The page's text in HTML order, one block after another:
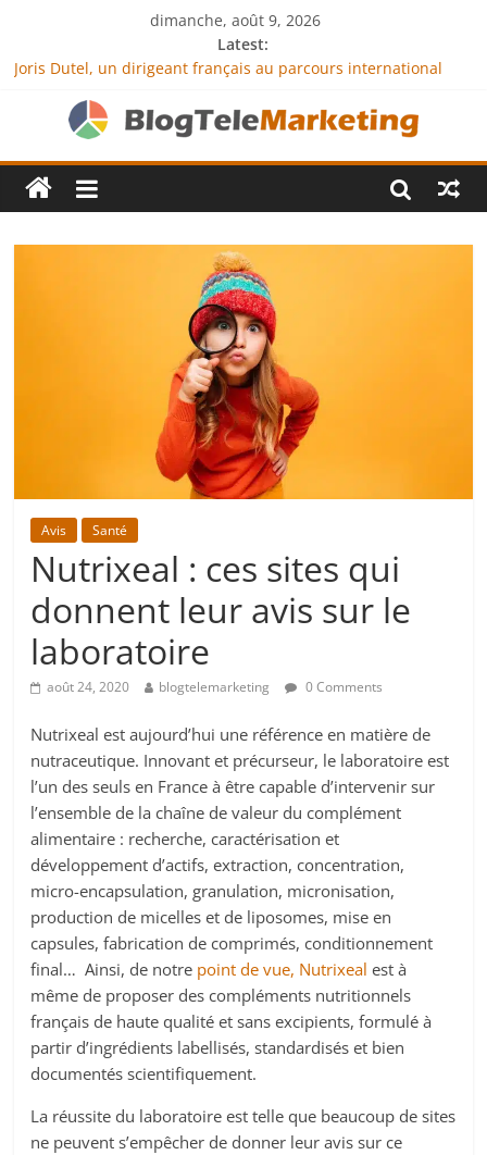
dimanche, août 9, 2026
Latest:
Joris Dutel, un dirigeant français au parcours international
Agria Assurance Animaux : comment l’entreprise se
démarque-t-elle de la concurrence ?
JCA Academy : l’excellence au service de l’indépendance
financière
Denis Bouclon : la diplomatie éducative comme moteur de
Next Terra International : des solutions logistiques au service
du commerce international
Avis Santé
Nutrixeal : ces sites qui
donnent leur avis sur le
laboratoire
août 24, 2020 blogtelemarketing 0 Comments
Nutrixeal est aujourd’hui une référence en matière de
nutraceutique. Innovant et précurseur, le laboratoire est
l’un des seuls en France à être capable d’intervenir sur
l’ensemble de la chaîne de valeur du complément
alimentaire : recherche, caractérisation et
développement d’actifs, extraction, concentration,
micro-encapsulation, granulation, micronisation,
production de micelles et de liposomes, mise en
capsules, fabrication de comprimés, conditionnement
final… Ainsi, de notre point de vue, Nutrixeal est à
même de proposer des compléments nutritionnels
français de haute qualité et sans excipients, formulé à
partir d’ingrédients labellisés, standardisés et bien
documentés scientifiquement.
La réussite du laboratoire est telle que beaucoup de sites
ne peuvent s’empêcher de donner leur avis sur ce